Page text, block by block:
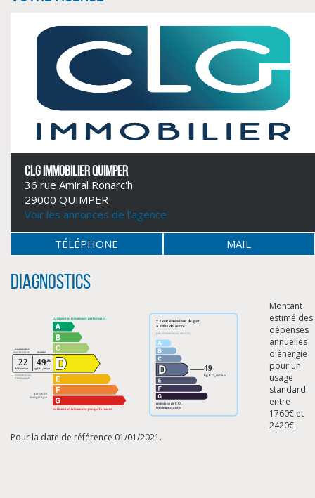
CLIQUER ICI POUR AGRANDIR
CLG IMMOBILIER QUIMPER
36 rue Amiral Ronarc'h
29000 QUIMPER
Voir les annonces de l'agence
TÉLÉPHONE MAIL
Diagnostics
Montant
estimé des
dépenses
annuelles
d'énergie
pour un
usage
standard
entre
1760€ et
2420€.
Pour la date de référence 01/01/2021.